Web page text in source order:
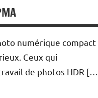
numérique compact
Ceux qui
de photos HDR